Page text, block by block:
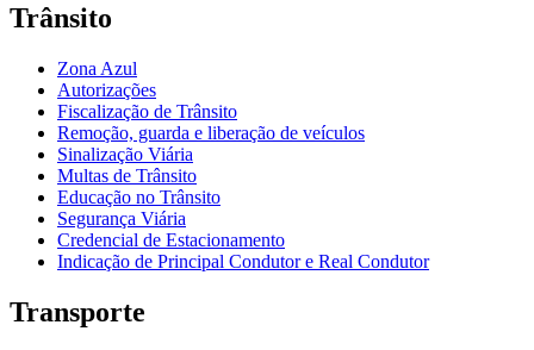
Trânsito
Zona Azul
Autorizações
Fiscalização de Trânsito
Remoção, guarda e liberação de veículos
Sinalização Viária
Multas de Trânsito
Educação no Trânsito
Segurança Viária
Credencial de Estacionamento
Indicação de Principal Condutor e Real Condutor
Transporte